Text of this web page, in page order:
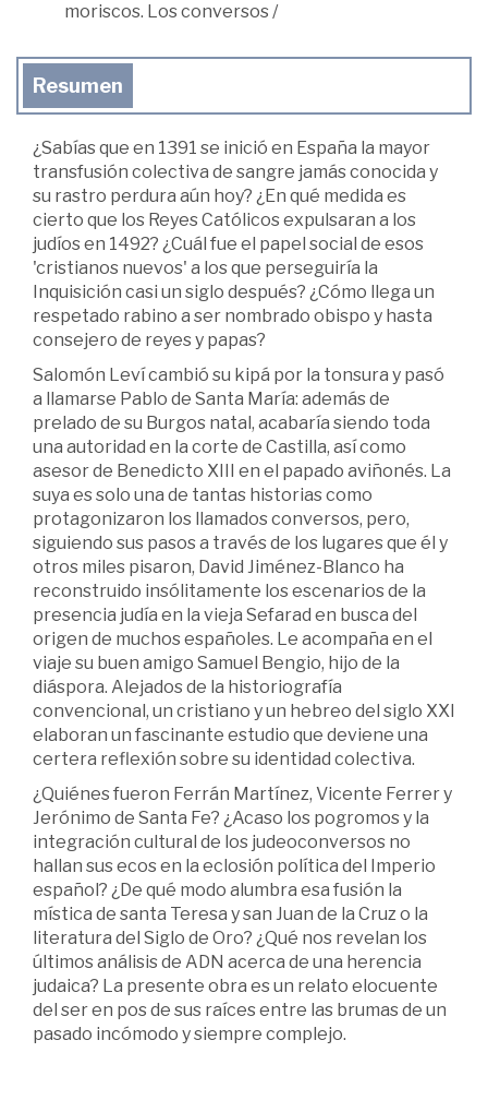
moriscos. Los conversos/
Resumen
¿Sabías que en 1391 se inició en España la mayor
transfusión colectiva de sangre jamás conocida y
su rastro perdura aún hoy? ¿En qué medida es
cierto que los Reyes Católicos expulsaran a los
judíos en 1492? ¿Cuál fue el papel social de esos
'cristianos nuevos' a los que perseguiría la
Inquisición casi un siglo después? ¿Cómo llega un
respetado rabino a ser nombrado obispo y hasta
consejero de reyes y papas?
Salomón Leví cambió su kipá por la tonsura y pasó
a llamarse Pablo de Santa María: además de
prelado de su Burgos natal, acabaría siendo toda
una autoridad en la corte de Castilla, así como
asesor de Benedicto XIII en el papado aviñonés. La
suya es solo una de tantas historias como
protagonizaron los llamados conversos, pero,
siguiendo sus pasos a través de los lugares que él y
otros miles pisaron, David Jiménez-Blanco ha
reconstruido insólitamente los escenarios de la
presencia judía en la vieja Sefarad en busca del
origen de muchos españoles. Le acompaña en el
viaje su buen amigo Samuel Bengio, hijo de la
diáspora. Alejados de la historiografía
convencional, un cristiano y un hebreo del siglo XXI
elaboran un fascinante estudio que deviene una
certera reflexión sobre su identidad colectiva.
¿Quiénes fueron Ferrán Martínez, Vicente Ferrer y
Jerónimo de Santa Fe? ¿Acaso los pogromos y la
integración cultural de los judeoconversos no
hallan sus ecos en la eclosión política del Imperio
español? ¿De qué modo alumbra esa fusión la
mística de santa Teresa y san Juan de la Cruz o la
literatura del Siglo de Oro? ¿Qué nos revelan los
últimos análisis de ADN acerca de una herencia
judaica? La presente obra es un relato elocuente
del ser en pos de sus raíces entre las brumas de un
pasado incómodo y siempre complejo.